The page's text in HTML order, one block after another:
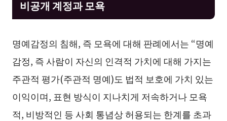
비공개 계정과 모욕
명예감정의 침해, 즉 모욕에 대해 판례에서는 “명예
감정, 즉 사람이 자신의 인격적 가치에 대해 가지는
주관적 평가(주관적 명예)도 법적 보호에 가치 있는
이익이며, 표현 방식이 지나치게 저속하거나 모욕
적, 비방적인 등 사회 통념상 허용되는 한계를 초과